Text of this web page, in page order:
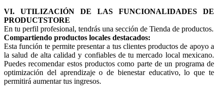
VI. UTILIZACIÓN DE LAS FUNCIONALIDADES DE
PRODUCTSTORE
En tu perfil profesional, tendrás una sección de Tienda de productos.
Compartiendo productos locales destacados:
Esta función te permite presentar a tus clientes productos de apoyo a
la salud de alta calidad y confiables de tu mercado local mexicano.
Puedes recomendar estos productos como parte de un programa de
optimización del aprendizaje o de bienestar educativo, lo que te
permitirá aumentar tus ingresos.